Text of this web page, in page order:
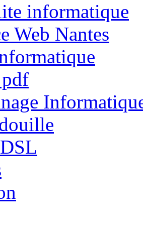
informatique
Web Nantes